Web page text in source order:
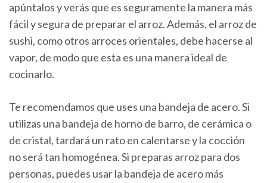
apúntalos y verás que es seguramente la manera más
fácil y segura de preparar el arroz. Además, el arroz de
sushi, como otros arroces orientales, debe hacerse al
vapor, de modo que esta es una manera ideal de
cocinarlo.
Te recomendamos que uses una bandeja de acero. Si
utilizas una bandeja de horno de barro, de cerámica o
de cristal, tardará un rato en calentarse y la cocción
no será tan homogénea. Si preparas arroz para dos
personas, puedes usar la bandeja de acero más